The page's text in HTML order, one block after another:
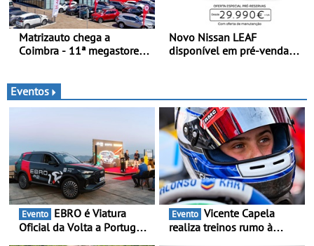
Matrizauto chega a
Coimbra - 11ª megastore
Novo Nissan LEAF
disponível em pré-venda a
lançamento, os primeiros
clientes beneficiam da
oferta de 3 anos de
manutenção incluída
Eventos
Evento
Oficial da Volta a Portugal
Evento
realiza treinos rumo à